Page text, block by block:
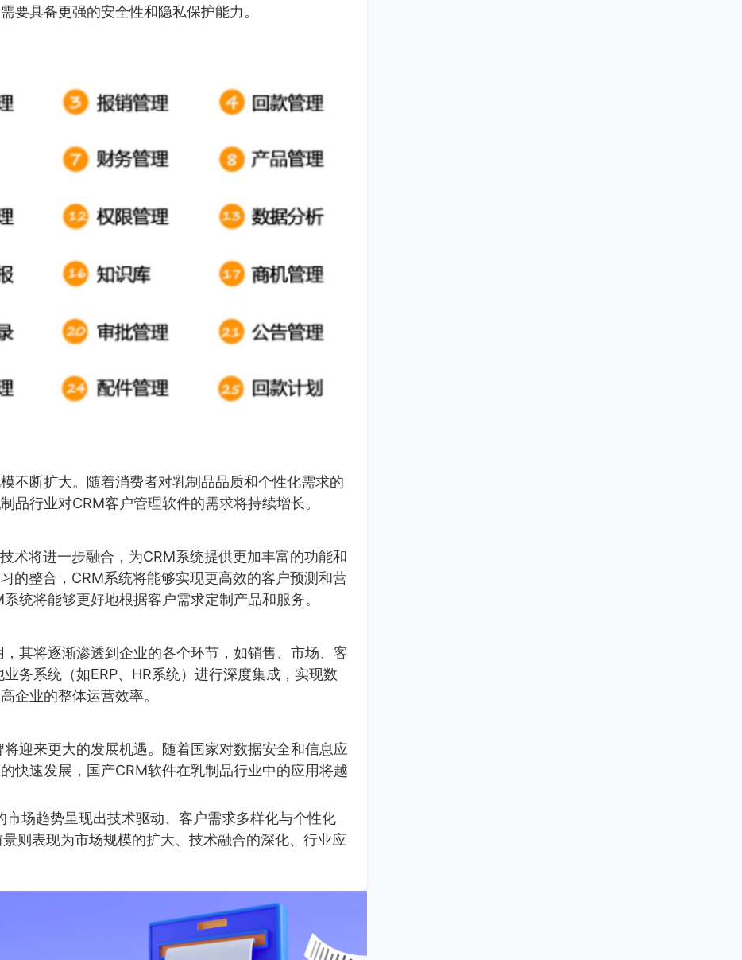
要具备更强的安全性和隐私保护能力。
不断扩大。随着消费者对乳制品品质和个性化需求的
品行业对CRM客户管理软件的需求将持续增长。
术将进一步融合，为CRM系统提供更加丰富的功能和
的整合，CRM系统将能够实现更高效的客户预测和营
统将能够更好地根据客户需求定制产品和服务。
其将逐渐渗透到企业的各个环节，如销售、市场、客
务系统（如ERP、HR系统）进行深度集成，实现数
企业的整体运营效率。
迎来更大的发展机遇。随着国家对数据安全和信息应
快速发展，国产CRM软件在乳制品行业中的应用将越
场趋势呈现出技术驱动、客户需求多样化与个性化
则表现为市场规模的扩大、技术融合的深化、行业应